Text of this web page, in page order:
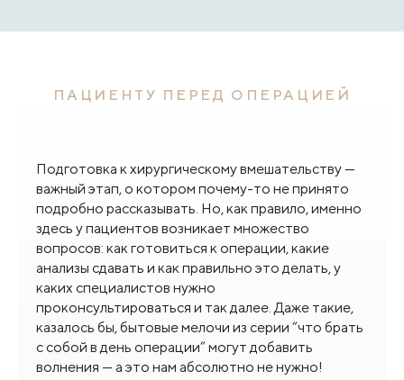
ПАЦИЕНТУ ПЕРЕД ОПЕРАЦИЕЙ
Подготовка к хирургическому вмешательству —
важный этап, о котором почему-то не принято
подробно рассказывать. Но, как правило, именно
здесь у пациентов возникает множество
вопросов: как готовиться к операции, какие
анализы сдавать и как правильно это делать, у
каких специалистов нужно
проконсультироваться и так далее. Даже такие,
казалось бы, бытовые мелочи из серии “что брать
с собой в день операции” могут добавить
волнения — а это нам абсолютно не нужно!